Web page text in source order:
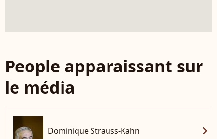
People apparaissant sur
le média
Dominique Strauss-Kahn chevron_right